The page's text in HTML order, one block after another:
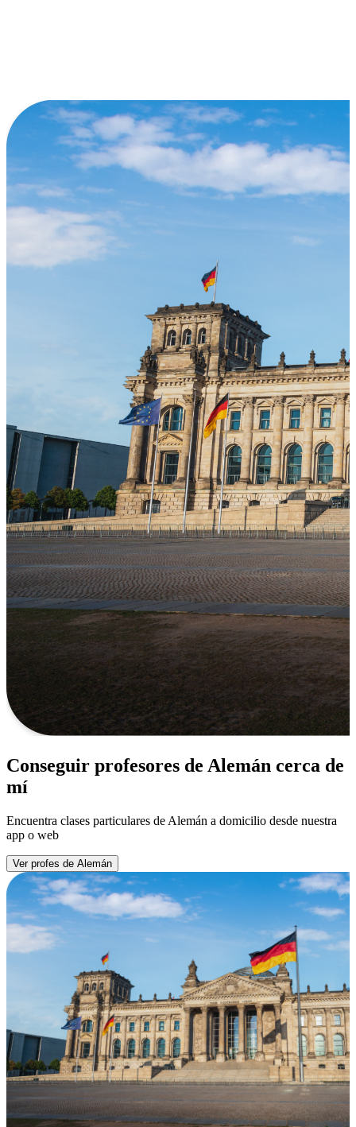
Conseguir profesores de Alemán cerca de
mí
Encuentra clases particulares de Alemán a domicilio desde nuestra
app o web
Ver profes de Alemán